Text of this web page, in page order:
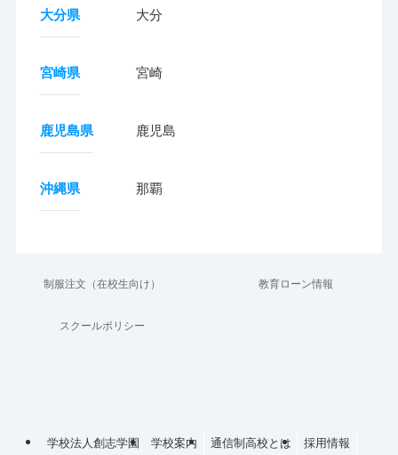
大分県 大分
宮崎県 宮崎
鹿児島県 鹿児島
沖縄県 那覇
制服注文（在校生向け） 教育ローン情報
スクールポリシー
学校法人創志学園 学校案内 通信制高校とは 採用情報